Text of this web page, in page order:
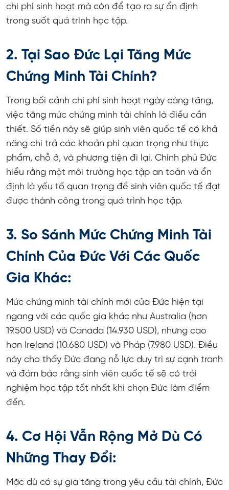
chi phí sinh hoạt mà còn để tạo ra sự ổn định
trong suốt quá trình học tập.
2. Tại Sao Đức Lại Tăng Mức
Chứng Minh Tài Chính?
Trong bối cảnh chi phí sinh hoạt ngày càng tăng,
việc tăng mức chứng minh tài chính là điều cần
thiết. Số tiền này sẽ giúp sinh viên quốc tế có khả
năng chi trả các khoản phí quan trọng như thực
phẩm, chỗ ở, và phương tiện đi lại. Chính phủ Đức
hiểu rằng một môi trường học tập an toàn và ổn
định là yếu tố quan trọng để sinh viên quốc tế đạt
được thành công trong quá trình học tập.
3. So Sánh Mức Chứng Minh Tài
Chính Của Đức Với Các Quốc
Gia Khác:
Mức chứng minh tài chính mới của Đức hiện tại
ngang với các quốc gia khác như Australia (hơn
19.500 USD) và Canada (14.930 USD), nhưng cao
hơn Ireland (10.680 USD) và Pháp (7.980 USD). Điều
này cho thấy Đức đang nỗ lực duy trì sự cạnh tranh
và đảm bảo rằng sinh viên quốc tế sẽ có trải
nghiệm học tập tốt nhất khi chọn Đức làm điểm
đến.
4. Cơ Hội Vẫn Rộng Mở Dù Có
Những Thay Đổi:
Mặc dù có sự gia tăng trong yêu cầu tài chính, Đức